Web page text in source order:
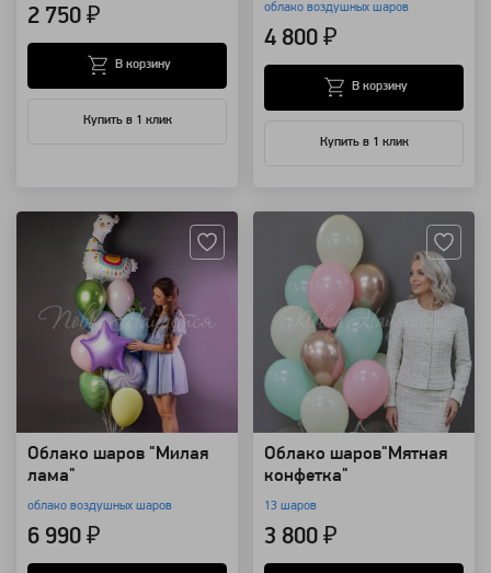
2 750 ₽
Купить в 1 клик
В корзину
облако воздушных шаров
4 800 ₽
Купить в 1 клик
В корзину
Облако шаров "Милая
лама"
облако воздушных шаров
6 990 ₽
Облако шаров"Мятная
конфетка"
13 шаров
3 800 ₽